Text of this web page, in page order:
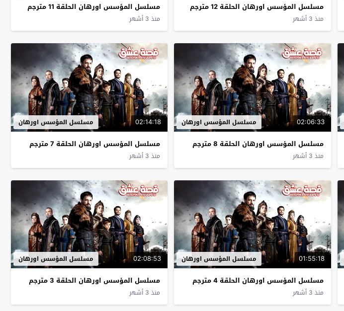
مسلسل المؤسس اورهان الحلقة 12 مترجم
منذ 3 أشهر
مسلسل المؤسس اورهان الحلقة 11 مترجم
منذ 3 أشهر
02:06:33 مسلسل المؤسس اورهان
مسلسل المؤسس اورهان الحلقة 8 مترجم
منذ 3 أشهر
02:14:18 مسلسل المؤسس اورهان
مسلسل المؤسس اورهان الحلقة 7 مترجم
منذ 3 أشهر
01:55:18 مسلسل المؤسس اورهان
مسلسل المؤسس اورهان الحلقة 4 مترجم
منذ 3 أشهر
02:08:53 مسلسل المؤسس اورهان
مسلسل المؤسس اورهان الحلقة 3 مترجم
منذ 3 أشهر